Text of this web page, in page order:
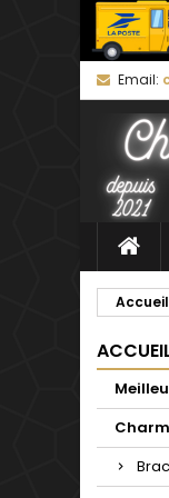
Email:
Accueil